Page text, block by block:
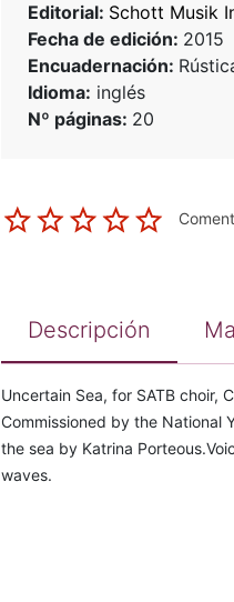
Editorial: Schott Musik
Fecha de edición: 2015
Encuadernación:
Idioma: inglés
Nº páginas: 20
Descripción
Uncertain Sea, for SATB choir,
Commissioned by the National
the sea by Katrina
waves.